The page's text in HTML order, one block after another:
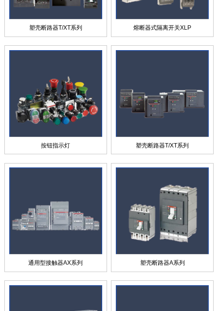
塑壳断路器T/XT系列 熔断器式隔离开关XLP
按钮指示灯 塑壳断路器T/XT系列
通用型接触器AX系列 塑壳断路器A系列